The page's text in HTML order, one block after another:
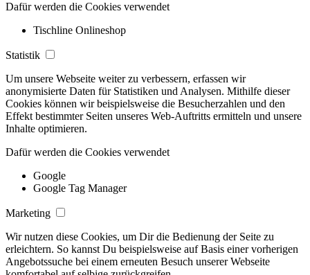
Dafür werden die Cookies verwendet
Tischline Onlineshop
Statistik
Um unsere Webseite weiter zu verbessern, erfassen wir
anonymisierte Daten für Statistiken und Analysen. Mithilfe dieser
Cookies können wir beispielsweise die Besucherzahlen und den
Effekt bestimmter Seiten unseres Web-Auftritts ermitteln und unsere
Inhalte optimieren.
Dafür werden die Cookies verwendet
Google
Google Tag Manager
Marketing
Wir nutzen diese Cookies, um Dir die Bedienung der Seite zu
erleichtern. So kannst Du beispielsweise auf Basis einer vorherigen
Angebotssuche bei einem erneuten Besuch unserer Webseite